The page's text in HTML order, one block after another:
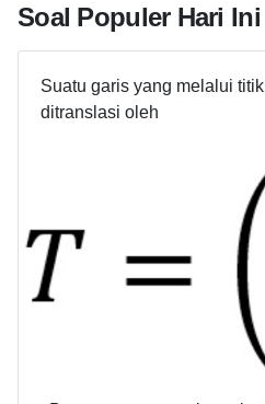
Soal Populer Hari Ini
Suatu garis yang melalui titik
ditranslasi oleh